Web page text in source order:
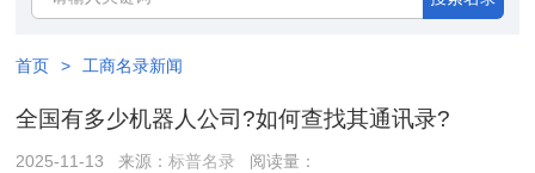
首页 > 工商名录新闻
全国有多少机器人公司?如何查找其通讯录?
2025-11-13 来源：标普名录 阅读量：